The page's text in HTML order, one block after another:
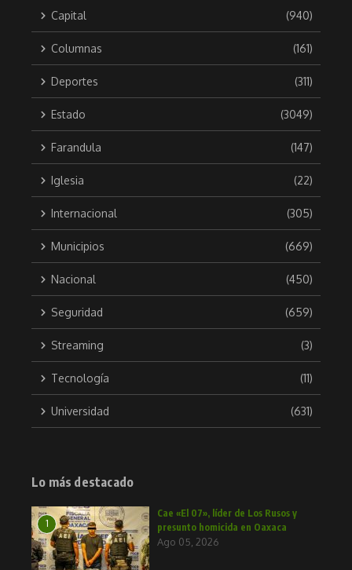
Capital (940)
Columnas (161)
Deportes (311)
Estado (3049)
Farandula (147)
Iglesia (22)
Internacional (305)
Municipios (669)
Nacional (450)
Seguridad (659)
Streaming (3)
Tecnología (11)
Universidad (631)
Lo más destacado
1
Cae «El 07», líder de Los Rusos y
presunto homicida en Oaxaca
Ago 05, 2026